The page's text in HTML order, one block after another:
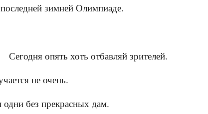
зимней Олимпиаде.
Сегодня опять хоть отбавляй зрителей.
не очень.
без прекрасных дам.